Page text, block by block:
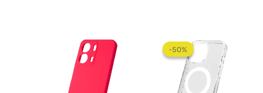
-50%
-50%
de
precios:
desde
$ 30.000
hasta